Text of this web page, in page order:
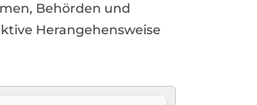
Behörden und
Herangehensweise